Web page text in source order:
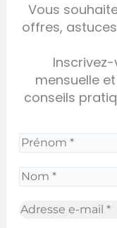
Vous
offres,
mensuelle
conseils